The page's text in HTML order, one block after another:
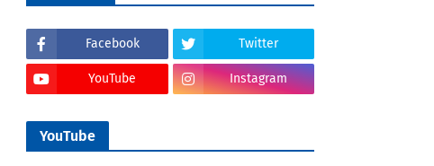
Facebook Twitter
YouTube Instagram
YouTube